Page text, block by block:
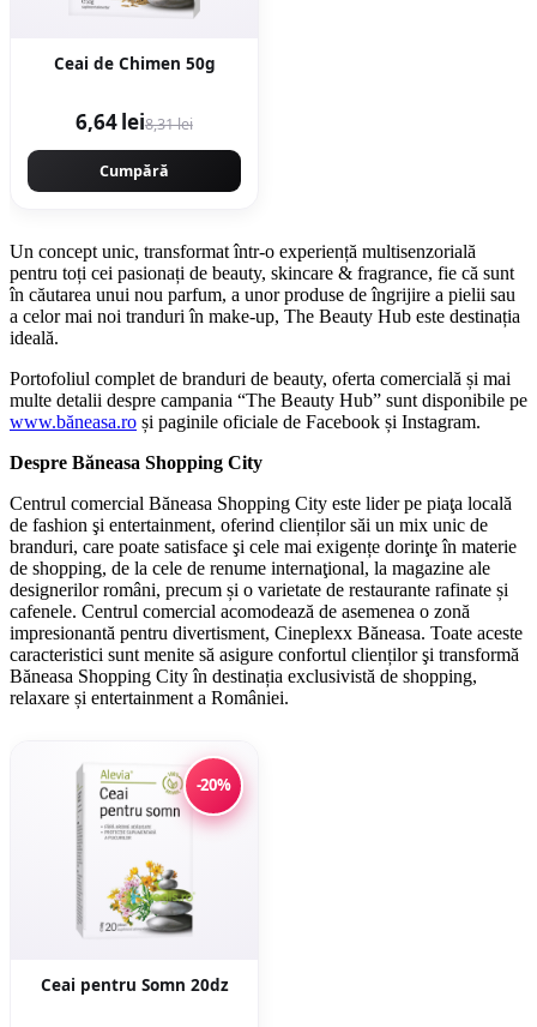
Ceai de Chimen 50g
6,64 lei8,31 lei
Cumpără
Un concept unic, transformat într-o experiență multisenzorială
pentru toți cei pasionați de beauty, skincare & fragrance, fie că sunt
în căutarea unui nou parfum, a unor produse de îngrijire a pielii sau
a celor mai noi tranduri în make-up, The Beauty Hub este destinația
ideală.
Portofoliul complet de branduri de beauty, oferta comercială și mai
multe detalii despre campania “The Beauty Hub” sunt disponibile pe
www.băneasa.ro și paginile oficiale de Facebook și Instagram.
Despre Băneasa Shopping City
Centrul comercial Băneasa Shopping City este lider pe piaţa locală
de fashion şi entertainment, oferind clienților săi un mix unic de
branduri, care poate satisface şi cele mai exigențe dorinţe în materie
de shopping, de la cele de renume internaţional, la magazine ale
designerilor români, precum și o varietate de restaurante rafinate și
cafenele. Centrul comercial acomodează de asemenea o zonă
impresionantă pentru divertisment, Cineplexx Băneasa. Toate aceste
caracteristici sunt menite să asigure confortul clienților şi transformă
Băneasa Shopping City în destinația exclusivistă de shopping,
relaxare și entertainment a României.
-20%
Ceai pentru Somn 20dz